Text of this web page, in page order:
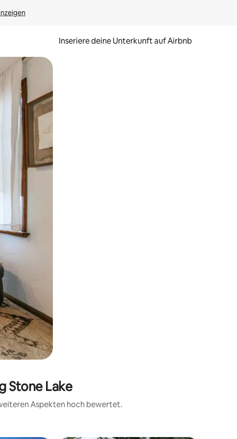
Inseriere deine Unterkunft auf Airbnb
Berühren oder Wischgesten.
Stone Lake
Aspekten hoch bewertet.